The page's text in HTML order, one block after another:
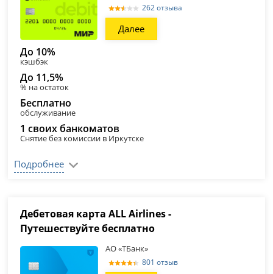
262 отзыва
Далее
До 10%
кэшбэк
До 11,5%
% на остаток
Бесплатно
обслуживание
1 своих банкоматов
Снятие без комиссии в Иркутске
Подробнее
Дебетовая карта ALL Airlines -
Путешествуйте бесплатно
АО «ТБанк»
801 отзыв